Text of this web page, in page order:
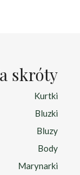
skróty
Kurtki
Bluzki
Bluzy
Body
Marynarki